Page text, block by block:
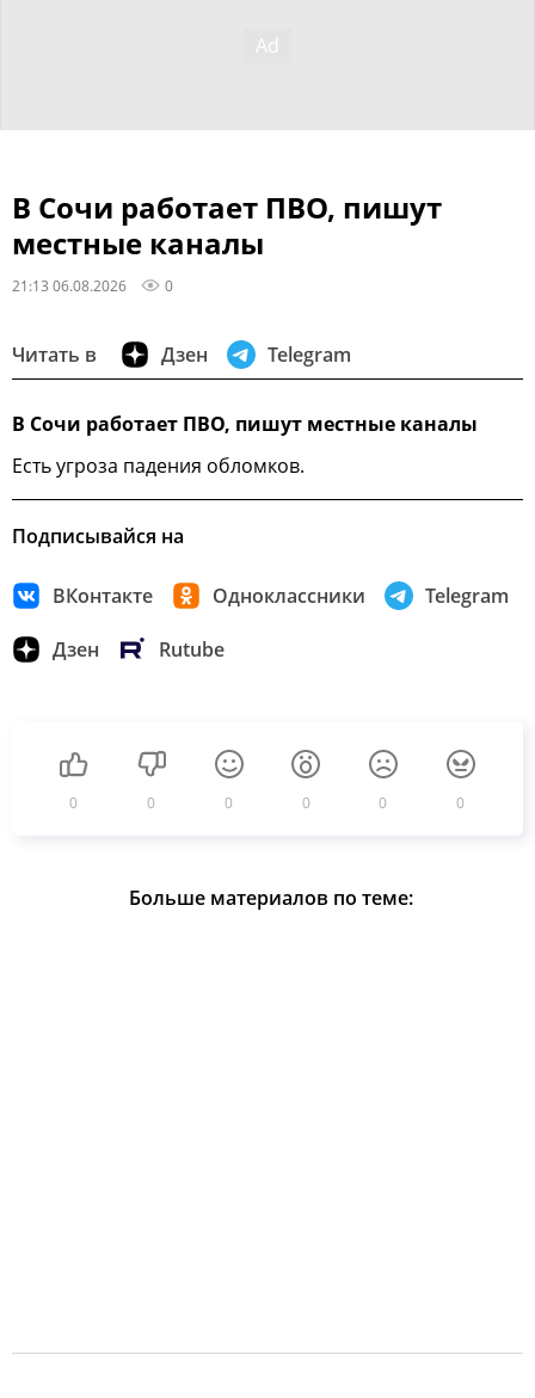
В Сочи работает ПВО, пишут
местные каналы
21:13 06.08.2026 0
Читать в Дзен Telegram
В Сочи работает ПВО, пишут местные каналы
Есть угроза падения обломков.
Подписывайся на
ВКонтакте Одноклассники Telegram
Дзен Rutube
0 0 0 0 0 0
Больше материалов по теме: